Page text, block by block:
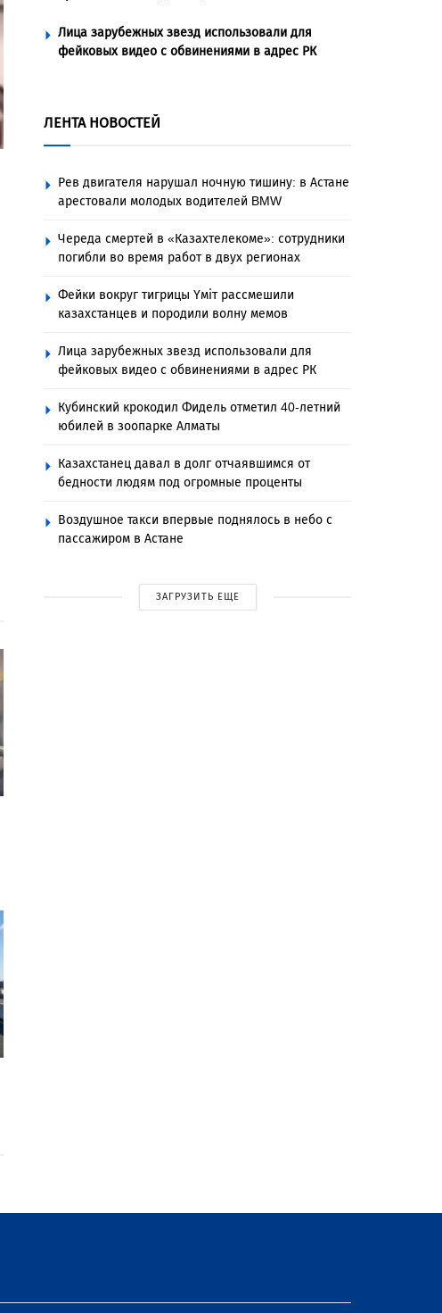
Лица зарубежных звезд использовали для
фейковых видео с обвинениями в адрес РК
ЛЕНТА НОВОСТЕЙ
Рев двигателя нарушал ночную тишину: в Астане
арестовали молодых водителей BMW
Череда смертей в «Казахтелекоме»: сотрудники
погибли во время работ в двух регионах
Фейки вокруг тигрицы Үміт рассмешили
казахстанцев и породили волну мемов
Лица зарубежных звезд использовали для
фейковых видео с обвинениями в адрес РК
Кубинский крокодил Фидель отметил 40-летний
юбилей в зоопарке Алматы
Казахстанец давал в долг отчаявшимся от
бедности людям под огромные проценты
Воздушное такси впервые поднялось в небо с
пассажиром в Астане
ЗАГРУЗИТЬ ЕЩЕ